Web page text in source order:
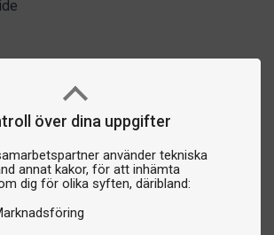
över dina uppgifter
använder tekniska
annat kakor, för att inhämta
dig för olika syften, däribland: